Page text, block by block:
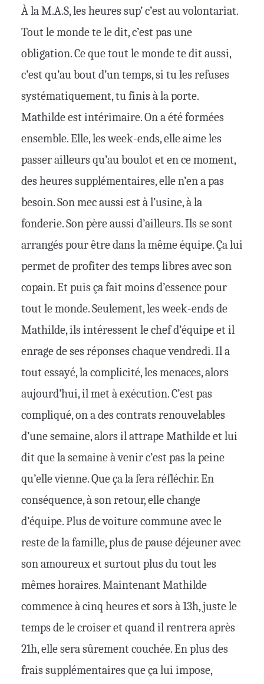
À la M.A.S, les heures sup’ c’est au volontariat.
Tout le monde te le dit, c’est pas une
obligation. Ce que tout le monde te dit aussi,
c’est qu’au bout d’un temps, si tu les refuses
systématiquement, tu finis à la porte.
Mathilde est intérimaire. On a été formées
ensemble. Elle, les week-ends, elle aime les
passer ailleurs qu’au boulot et en ce moment,
des heures supplémentaires, elle n’en a pas
besoin. Son mec aussi est à l’usine, à la
fonderie. Son père aussi d’ailleurs. Ils se sont
arrangés pour être dans la même équipe. Ça lui
permet de profiter des temps libres avec son
copain. Et puis ça fait moins d’essence pour
tout le monde. Seulement, les week-ends de
Mathilde, ils intéressent le chef d’équipe et il
enrage de ses réponses chaque vendredi. Il a
tout essayé, la complicité, les menaces, alors
aujourd’hui, il met à exécution. C’est pas
compliqué, on a des contrats renouvelables
d’une semaine, alors il attrape Mathilde et lui
dit que la semaine à venir c’est pas la peine
qu’elle vienne. Que ça la fera réfléchir. En
conséquence, à son retour, elle change
d’équipe. Plus de voiture commune avec le
reste de la famille, plus de pause déjeuner avec
son amoureux et surtout plus du tout les
mêmes horaires. Maintenant Mathilde
commence à cinq heures et sors à 13h, juste le
temps de le croiser et quand il rentrera après
21h, elle sera sûrement couchée. En plus des
frais supplémentaires que ça lui impose,